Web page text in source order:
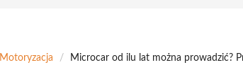
Motoryzacja / Microcar od ilu lat można prowadzić?